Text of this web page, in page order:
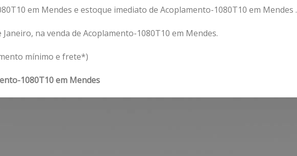
em Mendes e estoque imediato de Acoplamento-1080T10 em Mendes .
na venda de Acoplamento-1080T10 em Mendes.
mínimo e frete*)
1080T10 em Mendes